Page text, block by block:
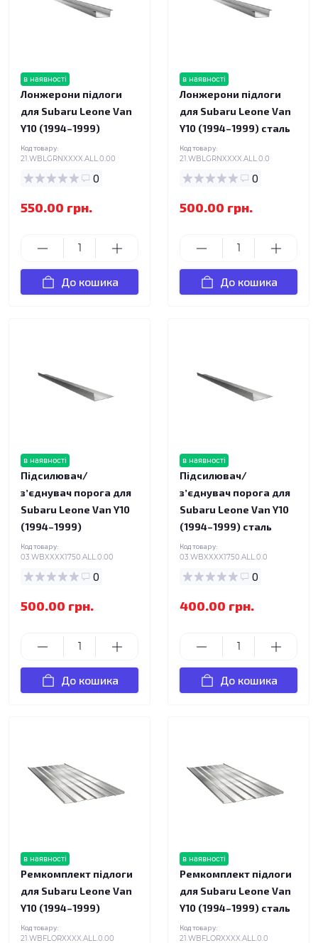
в наявності
Лонжерони підлоги
для Subaru Leone Van
Y10 (1994–1999)
Код товару:
21.WBLGRNXXXX.ALL.0.00
0
550.00 грн.
До кошика
в наявності
Лонжерони підлоги
для Subaru Leone Van
Y10 (1994–1999) сталь
Код товару:
21.WBLGRNXXXX.ALL.0.0
0
500.00 грн.
До кошика
в наявності
Підсилювач/
зʼєднувач порога для
Subaru Leone Van Y10
(1994–1999)
Код товару:
03.WBXXXX1750.ALL.0.00
0
500.00 грн.
До кошика
в наявності
Підсилювач/
зʼєднувач порога для
Subaru Leone Van Y10
(1994–1999) сталь
Код товару:
03.WBXXXX1750.ALL.0.0
0
400.00 грн.
До кошика
в наявності
Ремкомплект підлоги
для Subaru Leone Van
Y10 (1994–1999)
Код товару:
21.WBFLORXXXX.ALL.0.00
в наявності
Ремкомплект підлоги
для Subaru Leone Van
Y10 (1994–1999) сталь
Код товару:
21.WBFLORXXXX.ALL.0.0